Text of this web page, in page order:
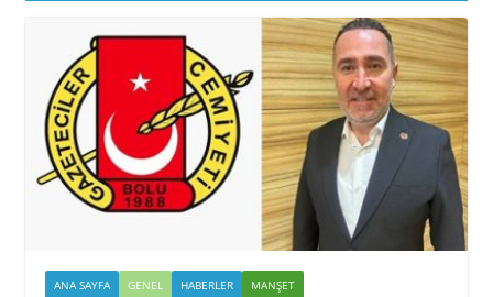
ANA SAYFA GENEL HABERLER MANŞET